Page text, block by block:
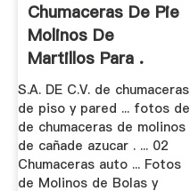
Chumaceras De Pie
Molinos De
Martillos Para .
S.A. DE C.V. de chumaceras
de piso y pared ... fotos de
de chumaceras de molinos
de cañade azucar . ... 02
Chumaceras auto ... Fotos
de Molinos de Bolas y